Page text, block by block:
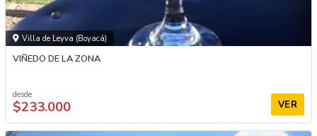
Villa de Leyva (Boyacá)
VIÑEDO DE LA ZONA
desde
$233.000 VER